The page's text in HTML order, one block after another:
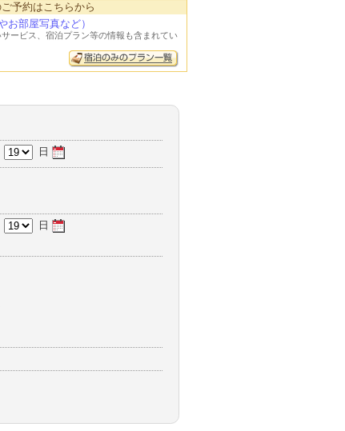
予約はこちらから
お部屋写真など）
ービス、宿泊プラン等の情報も含まれてい
日
日